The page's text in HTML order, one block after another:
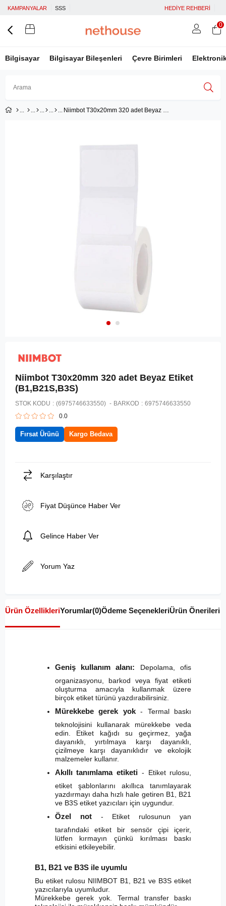
KAMPANYALAR SSS HEDİYE REHBERİ
Bilgisayar Bilgisayar Bileşenleri Çevre Birimleri
Facebook İle Bağlan
0
Niimbot T30x20mm 320 adet Beyaz Etiket (B1,B21S,B3S)
Niimbot T30x20mm 320 adet Beyaz Etiket
(B1,B21S,B3S)
STOK KODU (6975746633550) BARKOD : 6975746633550
0.0
Fırsat Ürünü Kargo Bedava
Karşılaştır
Fiyat Düşünce Haber Ver
Gelince Haber Ver
Yorum Yaz
Ürün ÖzellikleriYorumlar(0)Ödeme SeçenekleriÜrün Önerileri
Geniş kullanım alanı: Depolama, ofis
organizasyonu, barkod veya fiyat etiketi
oluşturma amacıyla kullanmak üzere
birçok etiket türünü yazdırabilirsiniz.
Mürekkebe gerek yok- Termal baskı
teknolojisini kullanarak mürekkebe veda
edin. Etiket kağıdı su geçirmez, yağa
dayanıklı, yırtılmaya karşı dayanıklı,
çizilmeye karşı dayanıklıdır ve ekolojik
malzemeler kullanır.
Akıllı tanımlama etiketi - Etiket rulosu,
etiket şablonlarını akıllıca tanımlayarak
yazdırmayı daha hızlı hale getiren B1, B21
ve B3S etiket yazıcıları için uygundur.
Özel not- Etiket rulosunun yan
tarafındaki etiket bir sensör çipi içerir,
lütfen kırmayın çünkü kırılması baskı
etkisini etkileyebilir.
B1, B21 ve B3S ile uyumlu
Bu etiket rulosu NIIMBOT B1, B21 ve B3S etiket
yazıcılarıyla uyumludur.
Mürekkebe gerek yok. Termal transfer baskı